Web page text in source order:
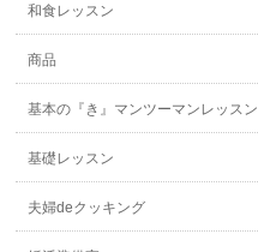
和食レッスン
商品
基本の『き』マンツーマンレッスン
基礎レッスン
夫婦deクッキング